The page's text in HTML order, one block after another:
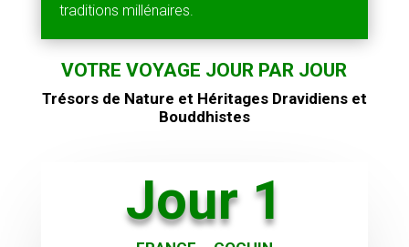
traditions millénaires.
VOTRE VOYAGE JOUR PAR JOUR
Trésors de Nature et Héritages Dravidiens et
Bouddhistes
Jour 1